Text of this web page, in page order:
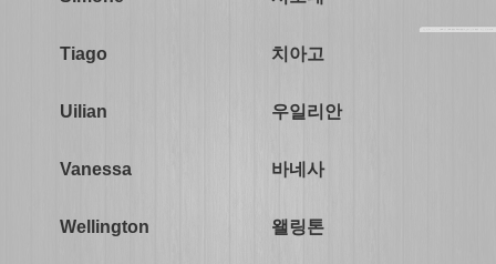
Tiago 치아고
Uilian 우일리안
Vanessa 바네사
Wellington 왤링톤